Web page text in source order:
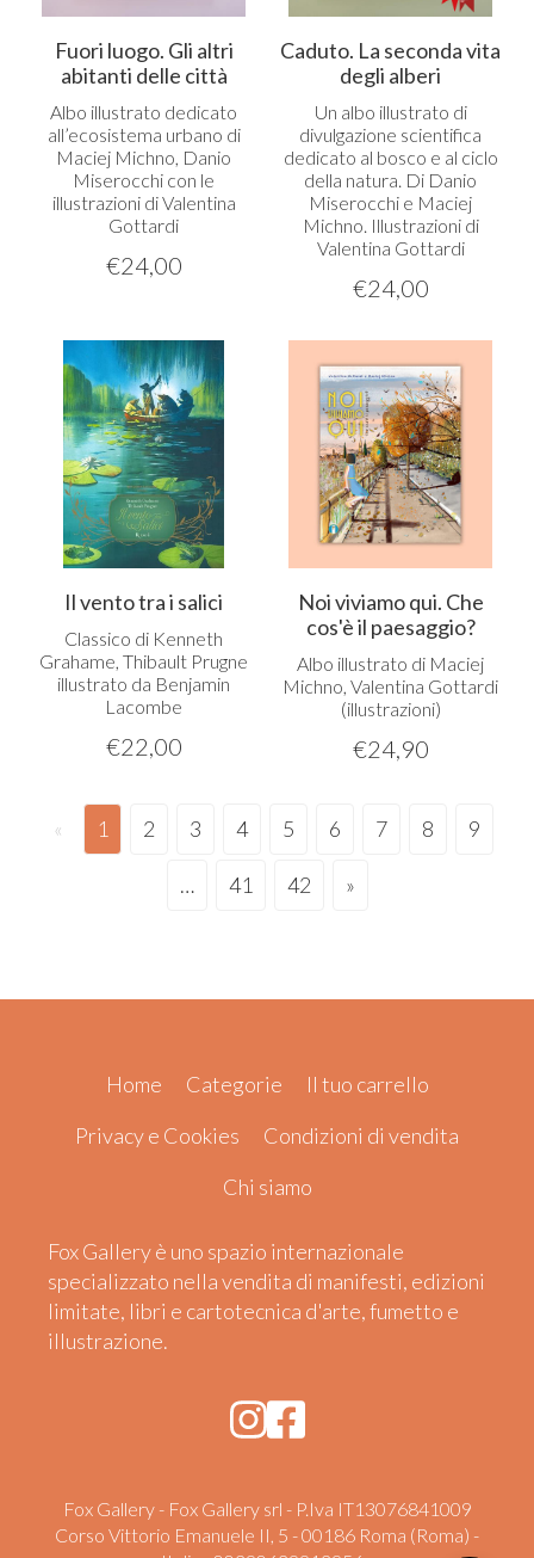
Fuori luogo. Gli altri
abitanti delle città
Albo illustrato dedicato
all’ecosistema urbano di
Maciej Michno, Danio
Miserocchi con le
illustrazioni di Valentina
Gottardi
€24,00
Caduto. La seconda vita
degli alberi
Un albo illustrato di
divulgazione scientifica
dedicato al bosco e al ciclo
della natura. Di Danio
Miserocchi e Maciej
Michno. Illustrazioni di
Valentina Gottardi
€24,00
Il vento tra i salici
Classico di Kenneth
Grahame, Thibault Prugne
illustrato da Benjamin
Lacombe
€22,00
Noi viviamo qui. Che
cos'è il paesaggio?
Albo illustrato di Maciej
Michno, Valentina Gottardi
(illustrazioni)
€24,90
« 1 2 3 4 5 6 7 8 9
… 41 42 »
Home Categorie
Il tuo carrello
Privacy e Cookies
Condizioni di vendita
Chi siamo
Fox Gallery è uno spazio internazionale
specializzato nella vendita di manifesti, edizioni
limitate, libri e cartotecnica d'arte, fumetto e
illustrazione.
Fox Gallery - Fox Gallery srl - P.Iva IT13076841009
Corso Vittorio Emanuele II, 5 - 00186 Roma (Roma) -